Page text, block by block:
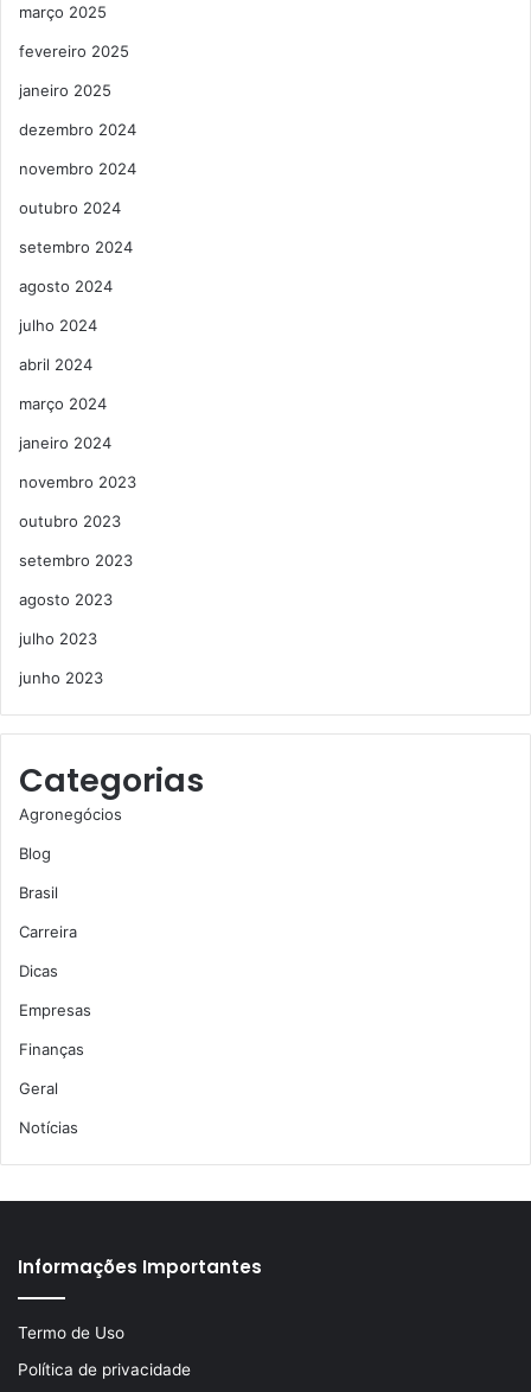
março 2025
fevereiro 2025
janeiro 2025
dezembro 2024
novembro 2024
outubro 2024
setembro 2024
agosto 2024
julho 2024
abril 2024
março 2024
janeiro 2024
novembro 2023
outubro 2023
setembro 2023
agosto 2023
julho 2023
junho 2023
Categorias
Agronegócios
Blog
Brasil
Carreira
Dicas
Empresas
Finanças
Geral
Notícias
Informações Importantes
Termo de Uso
Política de privacidade